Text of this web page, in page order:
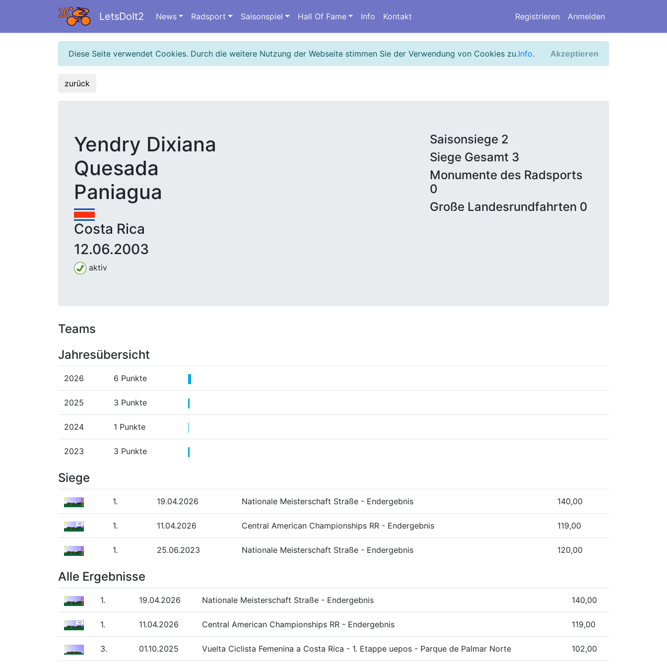
LetsDoIt2 Registrieren Anmelden
News Radsport Saisonspiel Hall Of Fame Info Kontakt
Diese Seite verwendet Cookies. Durch die weitere Nutzung der Webseite stimmen Sie der Verwendung von Cookies zu.Info. Akzeptieren
zurück
Yendry Dixiana
Quesada
Paniagua
Costa Rica
12.06.2003
aktiv
Saisonsiege 2
Siege Gesamt 3
Monumente des Radsports
0
Große Landesrundfahrten 0
Teams
Jahresübersicht
2026 6 Punkte
2025 3 Punkte
2024 1 Punkte
2023 3 Punkte
Siege
1. 19.04.2026 Nationale Meisterschaft Straße - Endergebnis 140,00
1. 11.04.2026 Central American Championships RR - Endergebnis 119,00
1. 25.06.2023 Nationale Meisterschaft Straße - Endergebnis 120,00
Alle Ergebnisse
1. 19.04.2026 Nationale Meisterschaft Straße - Endergebnis 140,00
1. 11.04.2026 Central American Championships RR - Endergebnis 119,00
3. 01.10.2025 Vuelta Ciclista Femenina a Costa Rica - 1. Etappe uepos - Parque de Palmar Norte 102,00